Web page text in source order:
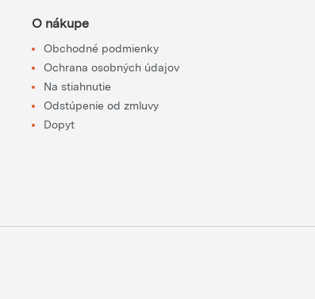
O nákupe
Obchodné podmienky
Ochrana osobných údajov
Na stiahnutie
Odstúpenie od zmluvy
Dopyt